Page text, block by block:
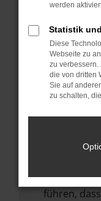
können
anderen
Fenster?
Starte
Das kann
Stelle
Veraltete
führen,
werden
Statistik
Diese
Webseite zu
zu verbessern.
die von dritten
Sie auf
zu schalten,